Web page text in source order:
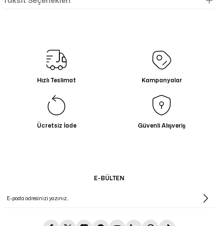
Hızlı Teslimat Kampanyalar
Ücretsiz İade Güvenli Alışveriş
E-BÜLTEN